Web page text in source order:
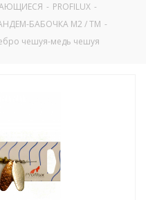
- PROFILUX -
БАБОЧКА М2 / TM -
чешуя-медь чешуя